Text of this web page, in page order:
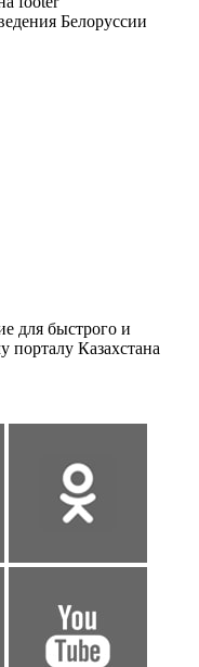
Белоруссии
для быстрого и
порталу Казахстана